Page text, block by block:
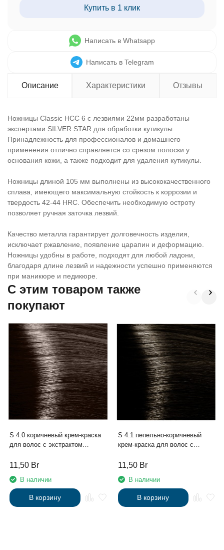
Купить в 1 клик
Написать в Whatsapp
Написать в Telegram
Описание Характеристики Отзывы
Ножницы Classic НСС 6 с лезвиями 22мм разработаны
экспертами SILVER STAR для обработки кутикулы.
Принадлежность для профессионалов и домашнего
применения отлично справляется со срезом полоски у
основания кожи, а также подходит для удаления кутикулы.
Ножницы длиной 105 мм выполнены из высококачественного
сплава, имеющего максимальную стойкость к коррозии и
твердость 42-44 HRC. Обеспечить необходимую остроту
позволяет ручная заточка лезвий.
Качество металла гарантирует долговечность изделия,
исключает ржавление, появление царапин и деформацию.
Ножницы удобны в работе, подходят для любой ладони,
благодаря длине лезвий и надежности успешно применяются
при маникюре и педикюре.
C этим товаром также
покупают
S 4.0 коричневый крем-краска
для волос с экстрактом
протеинами линии Studio
11,50 Br
В наличии
В корзину
S 4.1 пепельно-коричневый
крем-краска для волос с
рисовыми протеинами линии
11,50 Br
В наличии
В корзину